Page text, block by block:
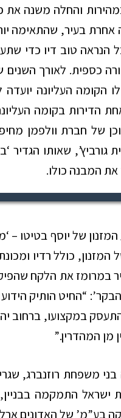
במהירות והחלה משנה
אחרת בעיר, שהתאימה
הנראה טוב דיו כדי
כספית. לאורך
הקומה העליונה יועדה
בקומה
של חברת וולפמן
שאותו הגדיר
את המבנה כולו.
הקרקע המזנון של יוסף בטיטו
כולל רדיו
במרומז את הלקח
“החיט הותיק
המהדרין.”
משפחת רוזנברג,
התמקמה
בע”מ’ של האדונים